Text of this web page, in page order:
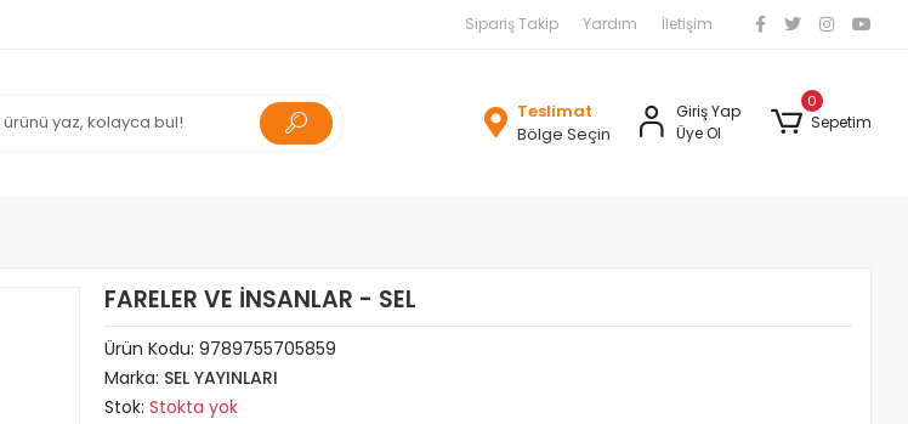
Sipariş Takip Yardım İletişim
Teslimat
Bölge Seçin
Giriş Yap
Üye Ol
0
Sepetim
FARELER VE İNSANLAR - SEL
Ürün Kodu: 9789755705859
Marka: SEL YAYINLARI
Stok: Stokta yok